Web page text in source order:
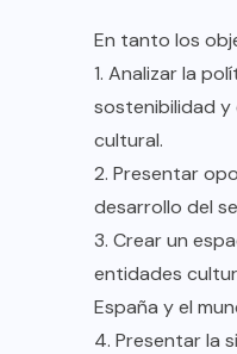
En tanto los
1. Analizar la
sostenibilidad
cultural.
2. Presentar
desarrollo del
3. Crear un
entidades
España y el
4. Presentar la